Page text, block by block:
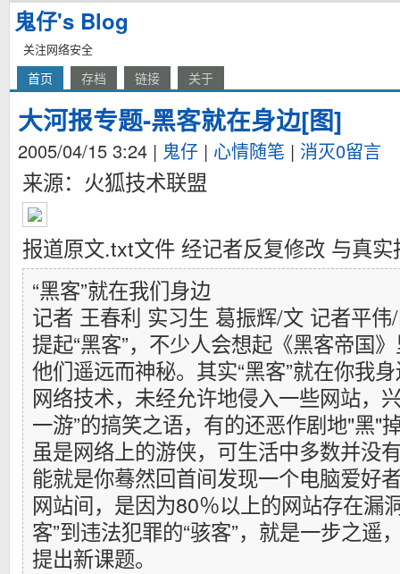
鬼仔's Blog
关注网络安全
首页 存档 链接 关于
大河报专题-黑客就在身边[图]
2005/04/15 3:24 | 鬼仔 | 心情随笔 | 消灭0留言
来源：火狐技术联盟
报道原文.txt文件 经记者反复修改 与真
“黑客”就在我们身边
记者 王春利 实习生 葛振辉/文 记者平伟
提起“黑客”，不少人会想起《黑客帝国
他们遥远而神秘。其实“黑客”就在你我
网络技术，未经允许地侵入一些网站，
一游”的搞笑之语，有的还恶作剧地"黑"
虽是网络上的游侠，可生活中多数并没
能就是你蓦然回首间发现一个电脑爱好
网站间，是因为80％以上的网站存在漏
客”到违法犯罪的“骇客”，就是一步之遥
提出新课题。